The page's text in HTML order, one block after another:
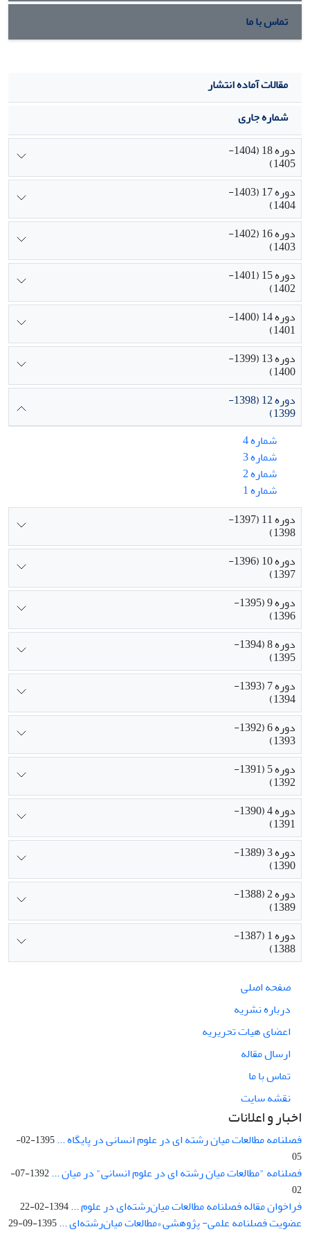
تماس با ما
مقالات آماده انتشار
شماره جاری
دوره 18 (1404-
1405)
دوره 17 (1403-
1404)
دوره 16 (1402-
1403)
دوره 15 (1401-
1402)
دوره 14 (1400-
1401)
دوره 13 (1399-
1400)
دوره 12 (1398-
1399)
شماره 4
شماره 3
شماره 2
شماره 1
دوره 11 (1397-
1398)
دوره 10 (1396-
1397)
دوره 9 (1395-
1396)
دوره 8 (1394-
1395)
دوره 7 (1393-
1394)
دوره 6 (1392-
1393)
دوره 5 (1391-
1392)
دوره 4 (1390-
1391)
دوره 3 (1389-
1390)
دوره 2 (1388-
1389)
دوره 1 (1387-
1388)
صفحه اصلی
درباره نشریه
اعضای هیات تحریریه
ارسال مقاله
تماس با ما
نقشه سایت
اخبار و اعلانات
فصلنامه مطالعات میان رشته ای در علوم انسانی در پایگاه ...
1395-02-
05
فصلنامه "مطالعات میان رشته ای در علوم انسانی" در میان ...
1392-07-
02
فراخوان مقاله فصلنامه مطالعات میان‌رشته‌ای در علوم ...1394-02-22
عضویت فصلنامه علمی- پژوهشی «مطالعات میان‌رشته‌ای ...1395-09-29